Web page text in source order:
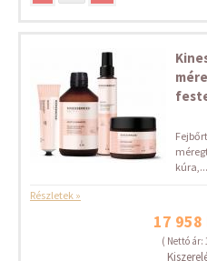
kúra,...
Részletek »
17
( Nettó ár: